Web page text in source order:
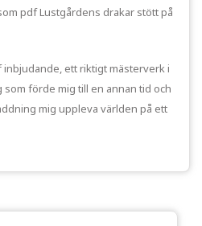
pdf Lustgårdens drakar stött på
ett riktigt mästerverk i
förde mig till en annan tid och
mig uppleva världen på ett